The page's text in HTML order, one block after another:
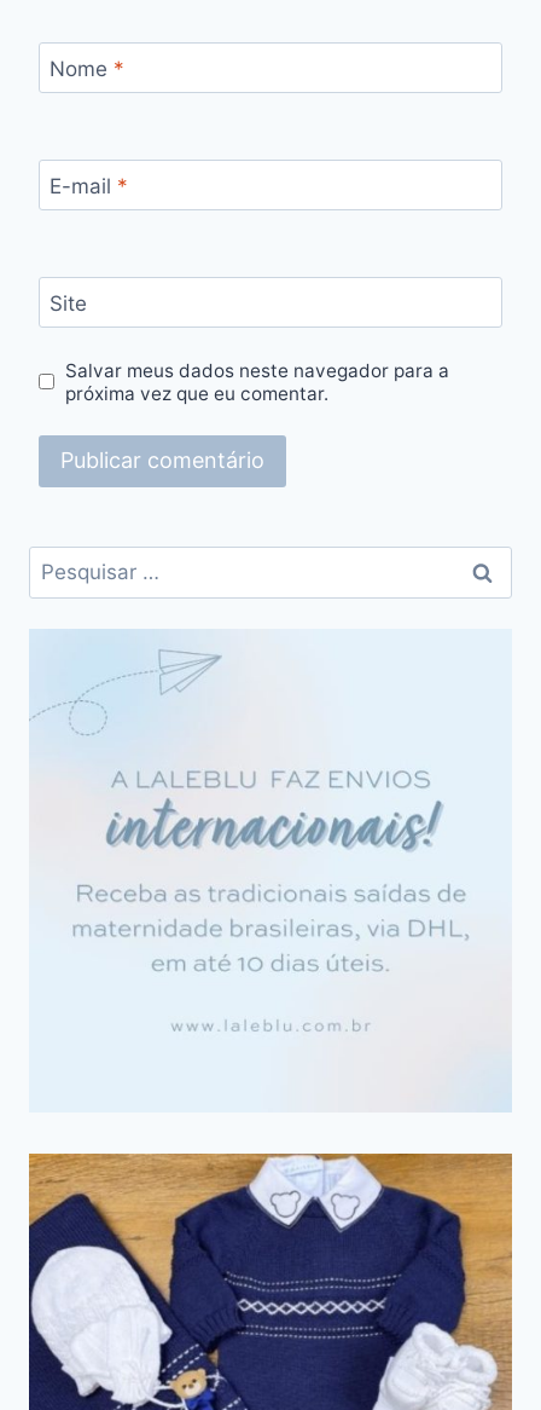
Nome *
E-mail *
Site
Salvar meus dados neste navegador para a
próxima vez que eu comentar.
Pesquisar
por: